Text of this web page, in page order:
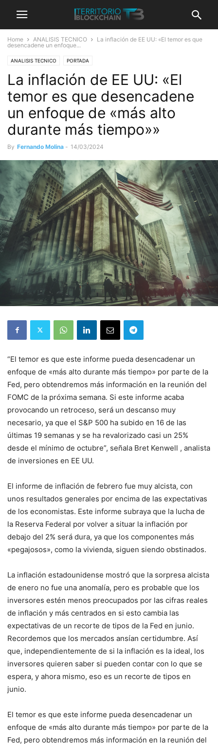
Home ANALISIS TECNICO
La inflación de EE UU: «El temor es que
desencadene un enfoque...
ANALISIS TECNICO PORTADA
La inflación de EE UU: «El
temor es que desencadene
un enfoque de «más alto
durante más tiempo»»
By Fernando Molina - 14/03/2024
“El temor es que este informe pueda desencadenar un
enfoque de «más alto durante más tiempo» por parte de la
Fed, pero obtendremos más información en la reunión del
FOMC de la próxima semana. Si este informe acaba
provocando un retroceso, será un descanso muy
necesario, ya que el S&P 500 ha subido en 16 de las
últimas 19 semanas y se ha revalorizado casi un 25%
desde el mínimo de octubre”, señala Bret Kenwell , analista
de inversiones en EE UU.
El informe de inflación de febrero fue muy alcista, con
unos resultados generales por encima de las expectativas
de los economistas. Este informe subraya que la lucha de
la Reserva Federal por volver a situar la inflación por
debajo del 2% será dura, ya que los componentes más
«pegajosos», como la vivienda, siguen siendo obstinados.
La inflación estadounidense mostró que la sorpresa alcista
de enero no fue una anomalía, pero es probable que los
inversores estén menos preocupados por las cifras reales
de inflación y más centrados en si esto cambia las
expectativas de un recorte de tipos de la Fed en junio.
Recordemos que los mercados ansían certidumbre. Así
que, independientemente de si la inflación es la ideal, los
inversores quieren saber si pueden contar con lo que se
espera, y ahora mismo, eso es un recorte de tipos en
junio.
El temor es que este informe pueda desencadenar un
enfoque de «más alto durante más tiempo» por parte de la
Fed, pero obtendremos más información en la reunión del